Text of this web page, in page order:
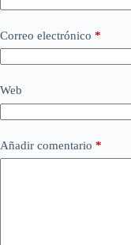
Correo electrónico *
Web
Añadir comentario *